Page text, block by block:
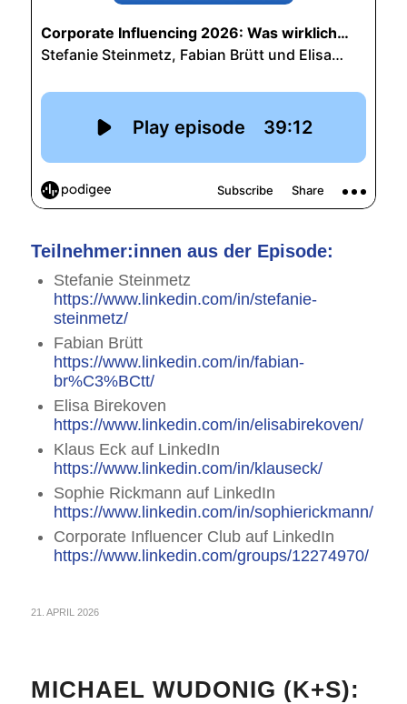
Teilnehmer:innen aus der Episode:
Stefanie Steinmetz
https://www.linkedin.com/in/stefanie-
steinmetz/
Fabian Brütt
https://www.linkedin.com/in/fabian-
br%C3%BCtt/
Elisa Birekoven
https://www.linkedin.com/in/elisabirekoven/
Klaus Eck auf LinkedIn
https://www.linkedin.com/in/klauseck/
Sophie Rickmann auf LinkedIn
https://www.linkedin.com/in/sophierickmann/
Corporate Influencer Club auf LinkedIn
https://www.linkedin.com/groups/12274970/
21. APRIL 2026
MICHAEL WUDONIG (K+S):